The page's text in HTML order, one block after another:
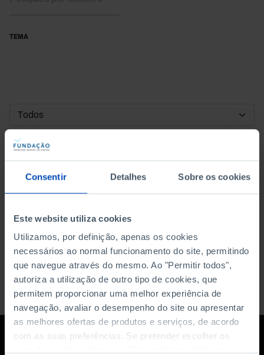
Consentir Detalhes Sobre os cookies
Este website utiliza cookies
Utilizamos, por definição, apenas os cookies
necessários ao normal funcionamento do site, permitindo
que navegue através do mesmo. Ao "Permitir todos",
autoriza a utilização de outro tipo de cookies, que
permitem proporcionar uma melhor experiência de
navegação, avaliar o desempenho do site ou apresentar
as melhores ofertas de produtos e serviços, de acordo
com as suas preferências. Se pretender escolher os
TEMA
DATA DE INÍCIO
DATA DE FIM